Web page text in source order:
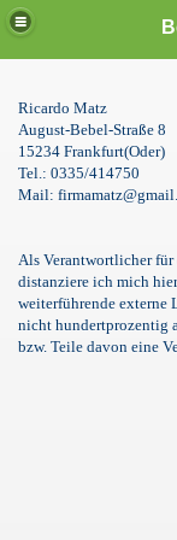
Ricardo Matz
August-Bebel-Straße 8
15234 Frankfurt(Oder)
Tel.: 0335/414750
Mail:
Als Verantwortlicher
distanziere ich mich
weiterführende externe
nicht hundertprozentig
bzw. Teile davon eine